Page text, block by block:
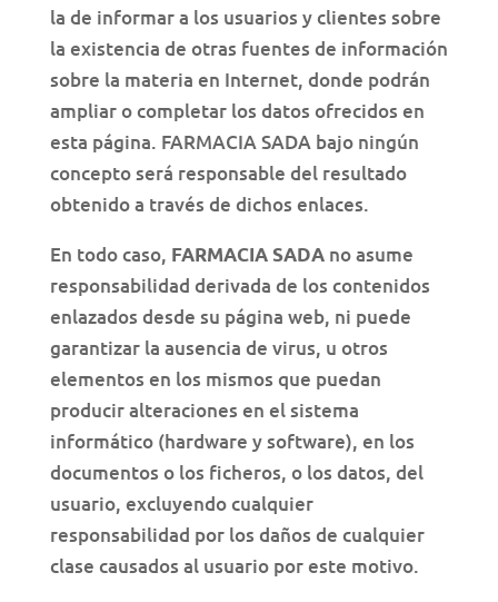
la de informar a los usuarios y clientes sobre
la existencia de otras fuentes de información
sobre la materia en Internet, donde podrán
ampliar o completar los datos ofrecidos en
esta página. FARMACIA SADA bajo ningún
concepto será responsable del resultado
obtenido a través de dichos enlaces.
En todo caso, FARMACIA SADAno asume
responsabilidad derivada de los contenidos
enlazados desde su página web, ni puede
garantizar la ausencia de virus, u otros
elementos en los mismos que puedan
producir alteraciones en el sistema
informático (hardware y software), en los
documentos o los ficheros, o los datos, del
usuario, excluyendo cualquier
responsabilidad por los daños de cualquier
clase causados al usuario por este motivo.